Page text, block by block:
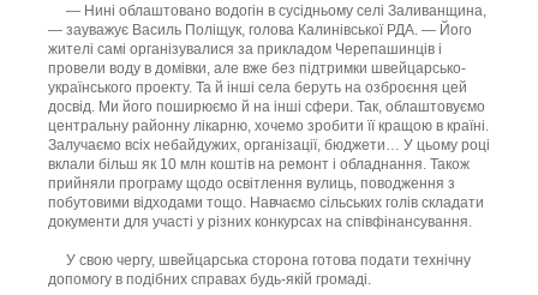
— Нині облаштовано водогін в сусідньому селі Заливанщина,
— зауважує Василь Поліщук, голова Калинівської РДА. — Його
жителі самі організувалися за прикладом Черепашинців і
провели воду в домівки, але вже без підтримки швейцарсько-
українcького проекту. Та й інші села беруть на озброєння цей
досвід. Ми його поширюємо й на інші сфери. Так, облаштовуємо
центральну районну лікарню, хочемо зробити її кращою в країні.
Залучаємо всіх небайдужих, організації, бюджети… У цьому році
вклали більш як 10 млн коштів на ремонт і обладнання. Також
прийняли програму щодо освітлення вулиць, поводження з
побутовими відходами тощо. Навчаємо сільських голів складати
документи для участі у різних конкурсах на співфінансування.
У свою чергу, швейцарська сторона готова подати технічну
допомогу в подібних справах будь-якій громаді.